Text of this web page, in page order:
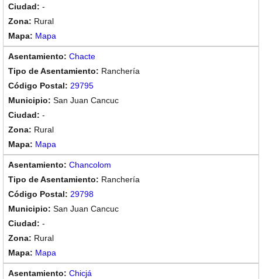
-
Rural
Mapa
Chacte
Ranchería
29795
San Juan Cancuc
-
Rural
Mapa
Chancolom
Ranchería
29798
San Juan Cancuc
-
Rural
Mapa
Chicjá